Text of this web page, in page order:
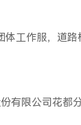
体工作服，道路
有限公司花都